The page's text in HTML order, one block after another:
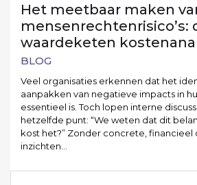
Het meetbaar maken
mensenrechtenrisico’s:
waardeketen
BLOG
Veel organisaties erkennen dat het
aanpakken van negatieve impacts in
essentieel is. Toch lopen interne
hetzelfde punt: “We weten dat dit
kost het?” Zonder concrete,
inzichten…